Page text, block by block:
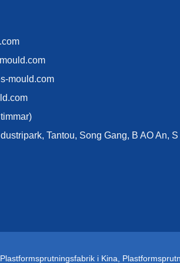
mould.com
Tantou, Song Gang, B AO An, S
Plastformsprutningsfabrik i Kina,